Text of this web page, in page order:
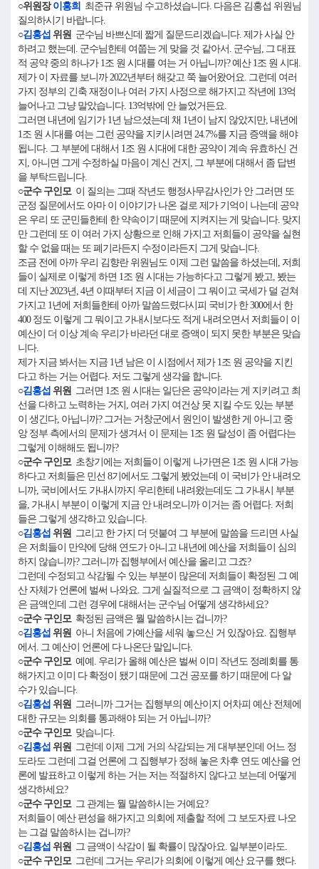
○위원장이홍희 최준규 위원님 수고하셨습니다. 다음은 김홍섭 위원님
질의하시기 바랍니다.
○김홍섭 위원 군수님 바쁘신데 짧게 질문드리겠습니다. 제가 사실 안
하려고 했는데. 군수님한테 여쭙는 게 맞을 것 같아서. 군수님, 그 대표
적 공약 중의 하나가 1조 원 시대를 여는 거 아닙니까? 예산 1조 원 시대.
제가 이 자료를 보니까 2022년부터 해갖고 쭉 늘어왔어요. 그런데 여러
가지 정부의 긴축 재정이나 여러 가지 사정으로 해가지고 작년에 13억
늘어나고 그냥 말았습니다. 13억밖에 안 늘었거든요.
그러면 내년에 임기가 1년 남으셨는데 채 1년이 남지 않았지만, 내년에
1조 원 시대를 여는 그런 공약을 지키시려면 24.7%를 지금 증액을 해야
됩니다. 그 부분에 대해서 1조 원 시대에 대한 공약이 계속 유효하신 건
지, 아니면 그게 수정하실 마음이 계신 건지, 그 부분에 대해서 좀 답변
을 부탁드립니다.
○군수 구인모이 질의는 그때 작년도 행정사무감사인가 안 그러면 또
군정 질문에서도 아마 이 이야기가 나온 걸로 제가 기억이 나는데 공약
은 우리 또 군민들한테 한 약속이기 때문에 지켜지는 게 맞습니다. 맞지
만 그런데 또 이 여러 가지 상황으로 인해 가지고 저희들이 공약을 실현
할 수 없을 때는 또 폐기라든지 수정이라든지 그게 맞습니다.
조금 전에 아까 우리 김향란 위원님도 이제 그런 말씀을 하셨는데, 저희
들이 실제로 이렇게 하면 1조 원 시대는 가능하다고 그렇게 봤고, 봤는
데 지난 2023년, 4년 이때부터 지금 이 세금이 그 뭐이고 국세가 덜 걷쳐
가지고 1년에 저희들한테 아까 말씀드렸다시피 국비가 한 300에서 한
400 정도 이렇게 그 뭐이고 가내시보다도 적게 내려오면서 저희들이 이
예산이 더 이상 계속 우리가 바라던 대로 증액이 되지 못한 부분은 맞습
니다.
제가 지금 봐서는 지금 1년 남은 이 시점에서 제가 1조 원 공약을 지킨
다고 하는 거는 어렵다. 저도 그렇게 생각을 합니다.
○김홍섭 위원 그러면 1조 원 시대는 일단은 공약이라는 게 지키려고 최
선을 다하고 노력하는 거지, 여러 가지 여건상 못 지킬 수도 있는 부분
이 생긴다, 아닙니까? 그거는 거창군에서 원인이 발생한 게 아니고 중
앙 정부 측에서의 문제가 생겨서 이 문제는 1조 원 달성이 좀 어렵다는
그렇게 이해해도 됩니까?
○군수 구인모초창기에는 저희들이 이렇게 나가면은 1조 원 시대 가능
하다고 저희들은 민선 8기에서도 그렇게 봤었는데 이 국비가 안 내려오
니까, 국비에서도 가내시까지 우리한테 내려왔는데도 그 가내시 부분
을, 가내시 부분이 이렇게 지금 안 내려오니까 이거는 좀 어렵다. 저희
들은 그렇게 생각하고 있습니다.
○김홍섭 위원 그리고 한 가지 더 덧붙여 그 부분에 말씀을 드리면 사실
은 저희들이 만약에 당해 연도가 아니고 내년에 예산을 저희들이 심의
하지 않습니까? 그러니까 집행부에서 예산을 올리고 그죠?
그런데 수정되고 삭감될 수 있는 부분이 많은데 저희들이 확정된 그 예
산 자체가 언론에 벌써 나와요. 그게 실질적으로 그 금액이 정확하지 않
은 금액인데 그런 경우에 대해서는 군수님 어떻게 생각하세요?
○군수 구인모확정된 금액은 뭘 말씀하시는 겁니까?
○김홍섭 위원 아니 처음에 가예산을 세워 놓으신 거 있잖아요. 집행부
에서. 그 예산이 언론에 다 나온단 말입니다.
○군수 구인모예예. 우리가 올해 예산은 벌써 이미 작년도 정례회를 통
해가지고 이미 다 확정이 됐기 때문에 그건 공포를 하기 때문에 다 알
수가 있습니다.
○김홍섭 위원 그러니까 그거는 집행부의 예산이지 어차피 예산 전체에
대한 규모는 의회를 통과해야 되는 거 아닙니까?
○군수 구인모맞습니다.
○김홍섭 위원 그런데 이제 그게 거의 삭감되는 게 대부분인데 어느 정
도라도 그런데 그걸 언론에 그 집행부가 정해 놓은 차후 연도 예산을 언
론에 발표하고 이렇게 하는 거는 저는 적절하지 않다고 보는데 어떻게
생각하세요?
○군수 구인모그 관계는 뭘 말씀하시는 거예요?
저희들이 예산 편성을 해가지고 의회에 제출할 적에 그 보도자료 나오
는 그걸 말씀하시는 겁니까?
○김홍섭 위원 그 금액이 삭감이 될 확률이 많잖아요. 일부분이라도.
○군수 구인모그런데 그거는 우리가 의회에 이렇게 예산 요구를 했다.